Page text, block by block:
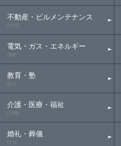
不動産・ビルメンテナンス
(115)
電気・ガス・エネルギー
(39)
教育・塾
(31)
介護・医療・福祉
(168)
婚礼・葬儀
(11)